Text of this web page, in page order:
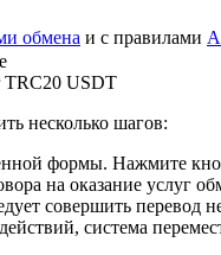
обмена и с правилами
TRC20 USDT
несколько шагов:
формы. Нажмите
на оказание услуг
совершить
система